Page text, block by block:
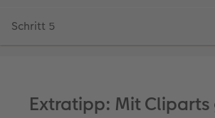
Extratipp: Mit Cliparts